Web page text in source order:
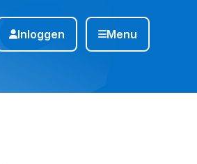
Inloggen Menu